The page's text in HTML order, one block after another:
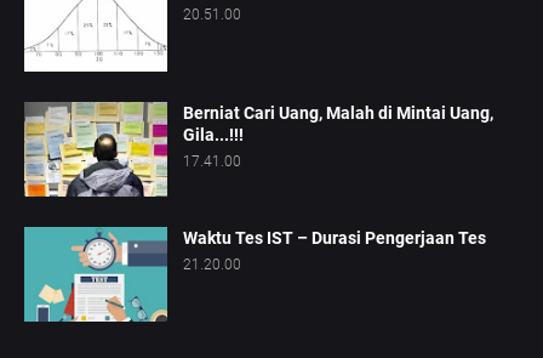
20.51.00
Berniat Cari Uang, Malah di Mintai Uang,
Gila...!!!
17.41.00
Waktu Tes IST – Durasi Pengerjaan Tes
21.20.00